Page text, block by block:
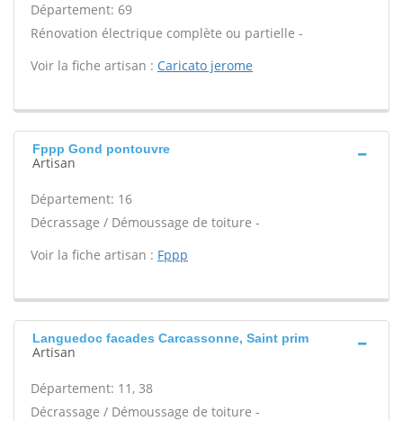
Département: 69
Rénovation électrique complète ou partielle -
Voir la fiche artisan : Caricato jerome
Fppp Gond pontouvre
Artisan
Département: 16
Décrassage / Démoussage de toiture -
Voir la fiche artisan : Fppp
Languedoc facades Carcassonne, Saint prim
Artisan
Département: 11, 38
Décrassage / Démoussage de toiture -